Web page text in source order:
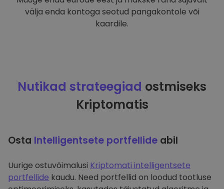
välja enda kontoga seotud pangakontole või
kaardile.
Nutikad strateegiad ostmiseks
Kriptomatis
Osta Intelligentsete portfellide abil
Uurige ostuvõimalusi Kriptomati intelligentsete
portfellide kaudu. Need portfellid on loodud tootluse